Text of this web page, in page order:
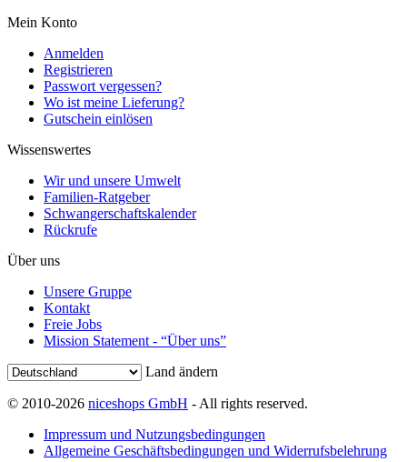
Mein Konto
Anmelden
Registrieren
Passwort vergessen?
Wo ist meine Lieferung?
Gutschein einlösen
Wissenswertes
Wir und unsere Umwelt
Familien-Ratgeber
Schwangerschaftskalender
Rückrufe
Über uns
Unsere Gruppe
Kontakt
Freie Jobs
Mission Statement - “Über uns”
Land ändern
© 2010-2026 niceshops GmbH - All rights reserved.
Impressum und Nutzungsbedingungen
Allgemeine Geschäftsbedingungen und Widerrufsbelehrung